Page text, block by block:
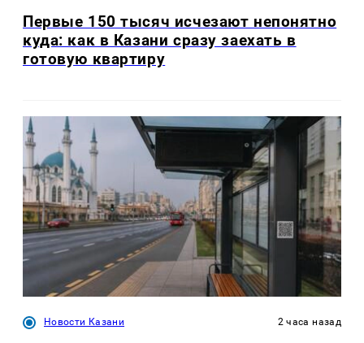
Первые 150 тысяч исчезают непонятно
куда: как в Казани сразу заехать в
готовую квартиру
Новости Казани 2 часа назад